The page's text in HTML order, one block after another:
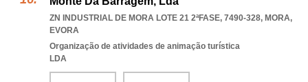
ZN INDUSTRIAL DE MORA LOTE 21 2ªFASE, 7490-328, MORA,
EVORA
Organização de atividades de animação turística
LDA